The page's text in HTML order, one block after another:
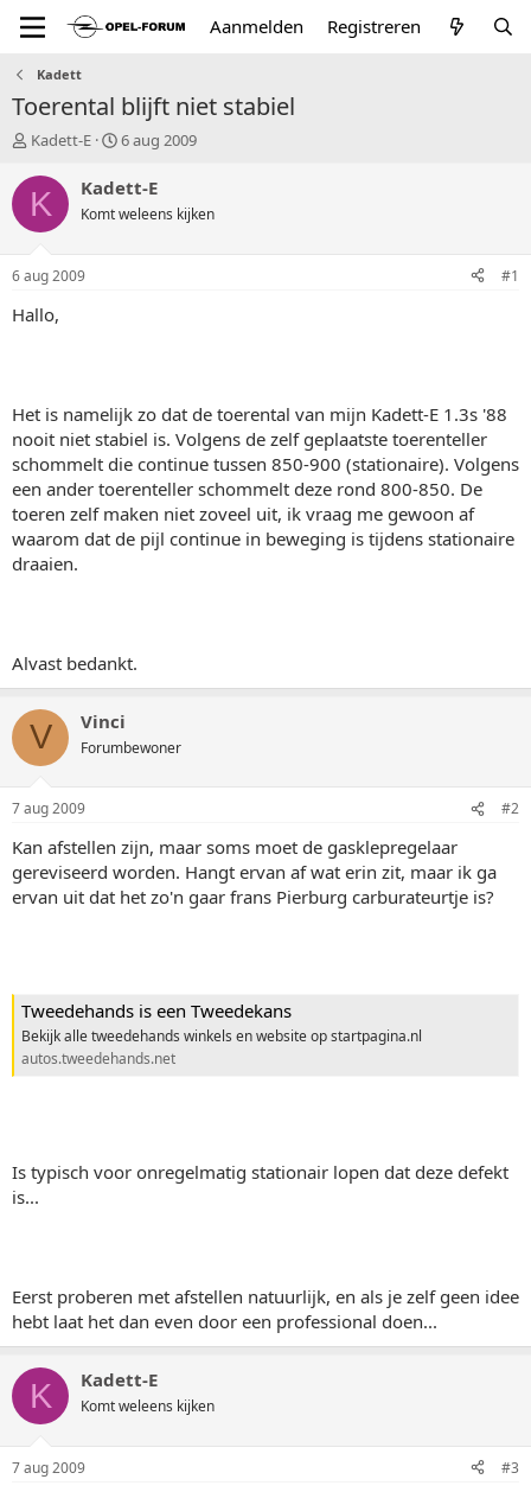
Aanmelden Registreren
Kadett
Toerental blijft niet stabiel
T
p
a
r
Kadett-E
S
a
t
6 aug 2009
K Kadett-E
Komt weleens kijken
6 aug 2009 #1
Hallo,
Het is namelijk zo dat de toerental van mijn Kadett-E 1.3s '88
nooit niet stabiel is. Volgens de zelf geplaatste toerenteller
schommelt die continue tussen 850-900 (stationaire). Volgens
een ander toerenteller schommelt deze rond 800-850. De
toeren zelf maken niet zoveel uit, ik vraag me gewoon af
waarom dat de pijl continue in beweging is tijdens stationaire
draaien.
Alvast bedankt.
V Vinci
Forumbewoner
7 aug 2009 #2
Kan afstellen zijn, maar soms moet de gasklepregelaar
gereviseerd worden. Hangt ervan af wat erin zit, maar ik ga
ervan uit dat het zo'n gaar frans Pierburg carburateurtje is?
Tweedehands is een Tweedekans
Bekijk alle tweedehands winkels en website op startpagina.nl
autos.tweedehands.net
Is typisch voor onregelmatig stationair lopen dat deze defekt
is...
Eerst proberen met afstellen natuurlijk, en als je zelf geen idee
hebt laat het dan even door een professional doen...
K Kadett-E
Komt weleens kijken
7 aug 2009 #3